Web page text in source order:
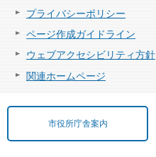
プライバシーポリシー
ページ作成ガイドライン
ウェブアクセシビリティ方針
関連ホームページ
市役所庁舎案内